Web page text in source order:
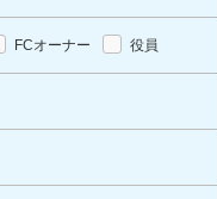
FCオーナー 役員